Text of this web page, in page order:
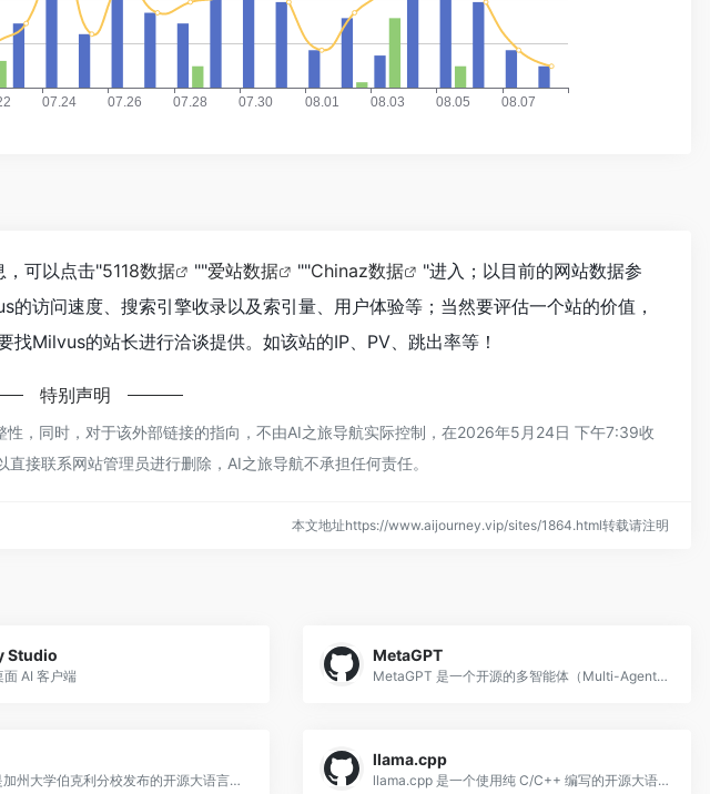
，可以点击"5118数据 ""爱站数据 ""Chinaz数据
"进入；以目前的网站数据参
访问速度、搜索引擎收录以及索引量、用户体验等；当然要评估一个站的价值，
Milvus的站长进行洽谈提供。如该站的IP、PV、跳出率等！
特别声明
，同时，对于该外部链接的指向，不由AI之旅导航实际控制，在2026年5月24日 下午7:39收
接联系网站管理员进行删除，AI之旅导航不承担任何责任。
本文地址https://www.aijourney.vip/sites/1864.html转载请注明
Studio
面 AI 客户端
MetaGPT
MetaGPT 是一个开源的多智能体（Multi-Agent）框架，使用 Python 构建，其核心思想是将软件公司的角色分工（产品经理、架构师、工程师、测试员
vLLM 是加州大学伯克利分校发布的开源大语言模型高吞吐量推理和服务框架，使用 Python 和 CUDA C++ 实现。
llama.cpp
llama.cpp 是一个使用纯 C/C++ 编写的开源大语言模型推理框架，由 Georgi Gerganov 创建，专注于在消费级硬件（包括 CPU、Appl